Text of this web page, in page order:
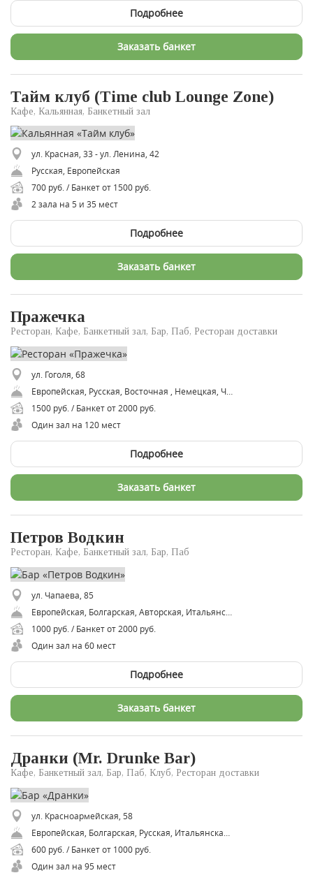
Подробнее
Заказать банкет
Тайм клуб (Time club Lounge Zone)
Кафе, Кальянная, Банкетный зал
ул. Красная, 33 - ул. Ленина, 42
Русская, Европейская
700 руб. / Банкет от 1500 руб.
2 зала на 5 и 35 мест
Подробнее
Заказать банкет
Пражечка
Ресторан, Кафе, Банкетный зал, Бар, Паб, Ресторан доставки
ул. Гоголя, 68
1500 руб. / Банкет от 2000 руб.
Один зал на 120 мест
Подробнее
Заказать банкет
Петров Водкин
Ресторан, Кафе, Банкетный зал, Бар, Паб
ул. Чапаева, 85
1000 руб. / Банкет от 2000 руб.
Один зал на 60 мест
Подробнее
Заказать банкет
Дранки (Mr. Drunke Bar)
Кафе, Банкетный зал, Бар, Паб, Клуб, Ресторан доставки
ул. Красноармейская, 58
600 руб. / Банкет от 1000 руб.
Один зал на 95 мест